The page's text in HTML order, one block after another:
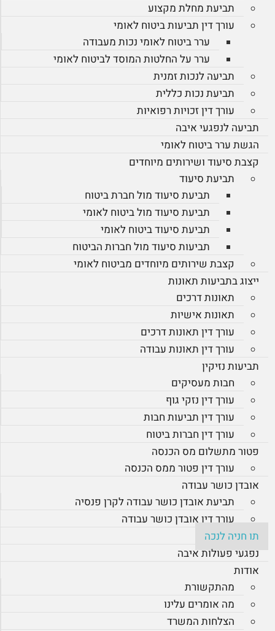
תביעת מחלת מקצוע
עורך דין תביעות ביטוח לאומי
ערר ביטוח לאומי נכות מעבודה
ערר על החלטות המוסד לביטוח לאומי
תביעה לנכות זמנית
תביעת נכות כללית
עורך דין זכויות רפואיות
תביעה לנפגעי איבה
הגשת ערר ביטוח לאומי
קצבת סיעוד ושירותים מיוחדים
תביעת סיעוד
תביעת סיעוד מול חברת ביטוח
תביעת סיעוד מול ביטוח לאומי
תביעת סיעוד ביטוח לאומי
תביעות סיעוד מול חברות הביטוח
קצבת שירותים מיוחדים מביטוח לאומי
ייצוג בתביעות תאונות
תאונות דרכים
תאונות אישיות
עורך דין תאונות דרכים
עורך דין תאונות עבודה
תביעות נזיקין
חבות מעסיקים
עורך דין נזקי גוף
עורך דין תביעות חבות
עורך דין חברות ביטוח
פטור מתשלום מס הכנסה
עורך דין פטור ממס הכנסה
אובדן כושר עבודה
תביעת אובדן כושר עבודה לקרן פנסיה
עורך דין אובדן כושר עבודה
תו חניה לנכה
נפגעי פעולות איבה
אודות
מהתקשורת
מה אומרים עלינו
הצלחות המשרד